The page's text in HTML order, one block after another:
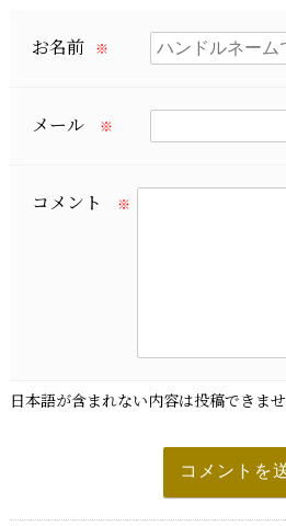
お名前 ※
メール ※
コメント ※
日本語が含まれない内容は投稿できま